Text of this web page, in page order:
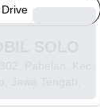
Pabelan, Kec.
Jawa Tengah,